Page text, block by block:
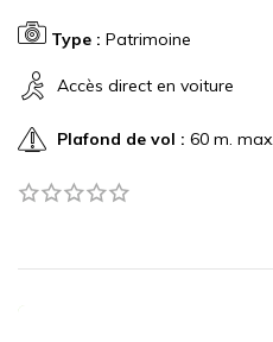
Type : Patrimoine
Accès direct en voiture
Plafond de vol : 60 m. max.